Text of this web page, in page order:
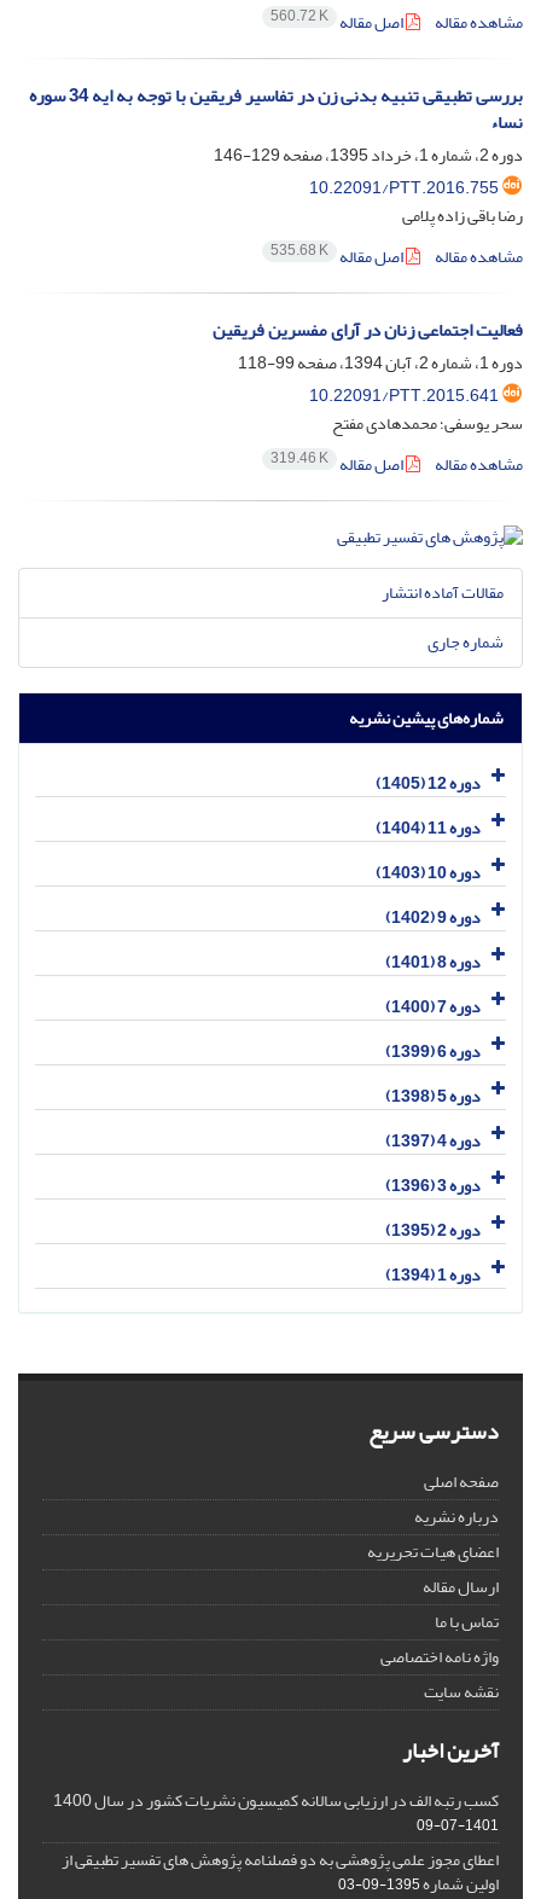
مشاهده مقاله
اصل مقاله 560.72 K
بررسی تطبیقی تنبیه بدنی زن در تفاسیر فریقین با توجه به ایه 34 سوره
نساء
دوره 2، شماره 1، خرداد 1395، صفحه
129-146
10.22091/PTT.2016.755
رضا باقی زاده پلامی
مشاهده مقاله
اصل مقاله 535.68 K
فعالیت اجتماعی زنان در آرای مفسرین فریقین
دوره 1، شماره 2، آبان 1394، صفحه
99-118
10.22091/PTT.2015.641
سحر یوسفی؛ محمدهادی مفتح
مشاهده مقاله
اصل مقاله 319.46 K
مقالات آماده انتشار
شماره جاری
شماره‌های پیشین نشریه
دوره 12 (1405)
دوره 11 (1404)
دوره 10 (1403)
دوره 9 (1402)
دوره 8 (1401)
دوره 7 (1400)
دوره 6 (1399)
دوره 5 (1398)
دوره 4 (1397)
دوره 3 (1396)
دوره 2 (1395)
دوره 1 (1394)
دسترسی سریع
صفحه اصلی
درباره نشریه
اعضای هیات تحریریه
ارسال مقاله
تماس با ما
واژه نامه اختصاصی
نقشه سایت
آخرین اخبار
کسب رتبه الف در ارزیابی سالانه کمیسیون نشریات کشور در سال 1400
1401-07-09
اعطای مجوز علمی پژوهشی به دو فصلنامه پژوهش های تفسیر تطبیقی از
اولین شماره1395-09-03